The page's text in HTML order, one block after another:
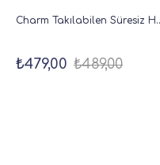
Charm Takılabilen
₺479,00 ₺489,00